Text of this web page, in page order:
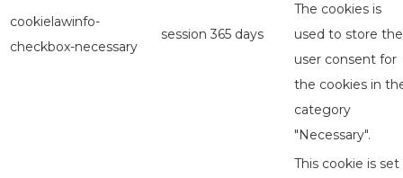
cookielawinfo-
checkbox-necessary
session 365 days
The cookies is
used to store the
user consent for
the cookies in
category
"Necessary".
This cookie is set